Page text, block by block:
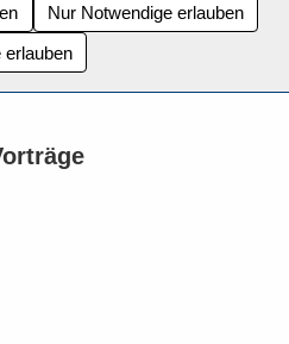
Nur Notwendige erlauben
erlauben